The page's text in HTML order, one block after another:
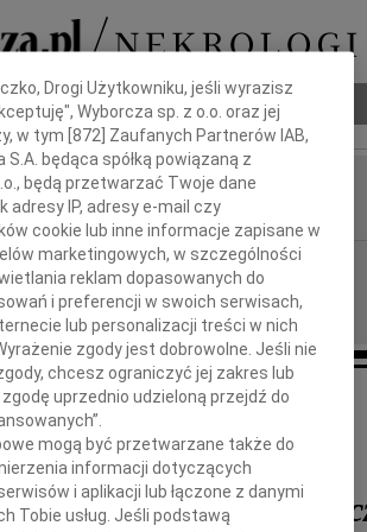
Poradnik pogrzebowy
Ewa Mackiewicz
Łódź
16.08.2018
Z głębokim żalem zawiadamiamy
o śmierci naszej Mamy i Babci
dr inż. Ewy
Drogi Użytkowniku, jeśli wyrazisz
Wyborcza sp. z o.o. oraz jej
w tym [872 ] Zaufanych Partnerów IAB,
S.A. będąca spółką powiązaną z
będą przetwarzać Twoje dane
adresy IP, adresy e-mail czy
cookie lub inne informacje zapisane w
marketingowych, w szczególności
reklam dopasowanych do
i preferencji w swoich serwisach,
lub personalizacji treści w nich
zgody jest dobrowolne. Jeśli nie
chcesz ograniczyć jej zakres lub
uprzednio udzieloną przejdź do
mogą być przetwarzane także do
informacji dotyczących
i aplikacji lub łączone z danymi
Tobie usług. Jeśli podstawą